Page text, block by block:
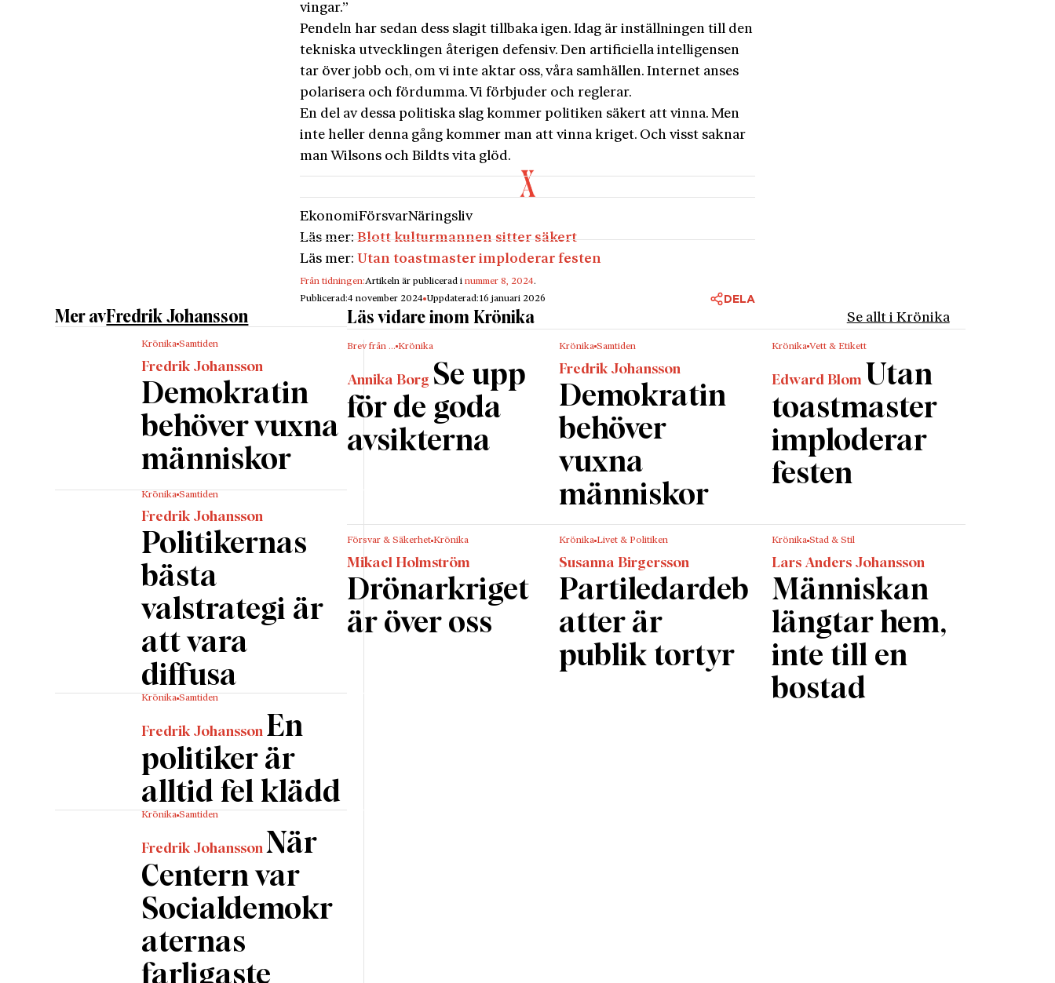
vingar.”
Pendeln har sedan dess slagit tillbaka igen. Idag är inställningen till den
tekniska utvecklingen återigen defensiv. Den artificiella intelligensen
tar över jobb och, om vi inte aktar oss, våra samhällen. Internet anses
polarisera och fördumma. Vi förbjuder och reglerar.
En del av dessa politiska slag kommer politiken säkert att vinna. Men
inte heller denna gång kommer man att vinna kriget. Och visst saknar
man Wilsons och Bildts vita glöd.
EkonomiFörsvarNäringsliv
Läs mer:Blott kulturmannen sitter säkert
Läs mer: Utan toastmaster imploderar festen
Från tidningen:Artikeln är publicerad inummer 8, 2024.
Publicerad:4 november 2024 Uppdaterad:16 januari 2026 DELA
Mer avFredrik Johansson
Krönika Samtiden
Fredrik Johansson
Demokratin
behöver vuxna
människor
Krönika Samtiden
Fredrik Johansson
Politikernas
bästa
valstrategi är
att vara
diffusa
Krönika Samtiden
Fredrik Johansson En
politiker är
alltid fel klädd
Krönika Samtiden
Fredrik Johansson När
Centern var
Socialdemokr
aternas
farligaste
Läs vidare inom Krönika Se allt i Krönika
Brev från … Krönika
Annika Borg Se upp
för de goda
avsikterna
Krönika Samtiden
Fredrik Johansson
Demokratin
behöver
vuxna
människor
Krönika Vett & Etikett
Edward Blom Utan
toastmaster
imploderar
festen
Försvar & Säkerhet Krönika
Mikael Holmström
Drönarkriget
är över oss
Krönika Livet & Politiken
Susanna Birgersson
Partiledardeb
atter är
publik tortyr
Krönika Stad & Stil
Lars Anders Johansson
Människan
längtar hem,
inte till en
bostad